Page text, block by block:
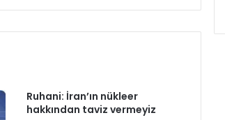
Ruhani: İran’ın nükleer
hakkından taviz vermeyiz